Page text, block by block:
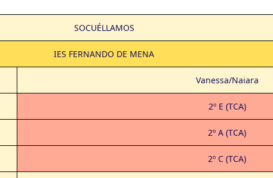
SOCUÉLLAMOS
IES FERNANDO DE MENA
Vanessa/Naiara
2º E (TCA)
2º A (TCA)
2º C (TCA)